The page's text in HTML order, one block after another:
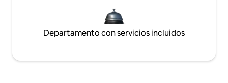
Departamento con servicios incluidos